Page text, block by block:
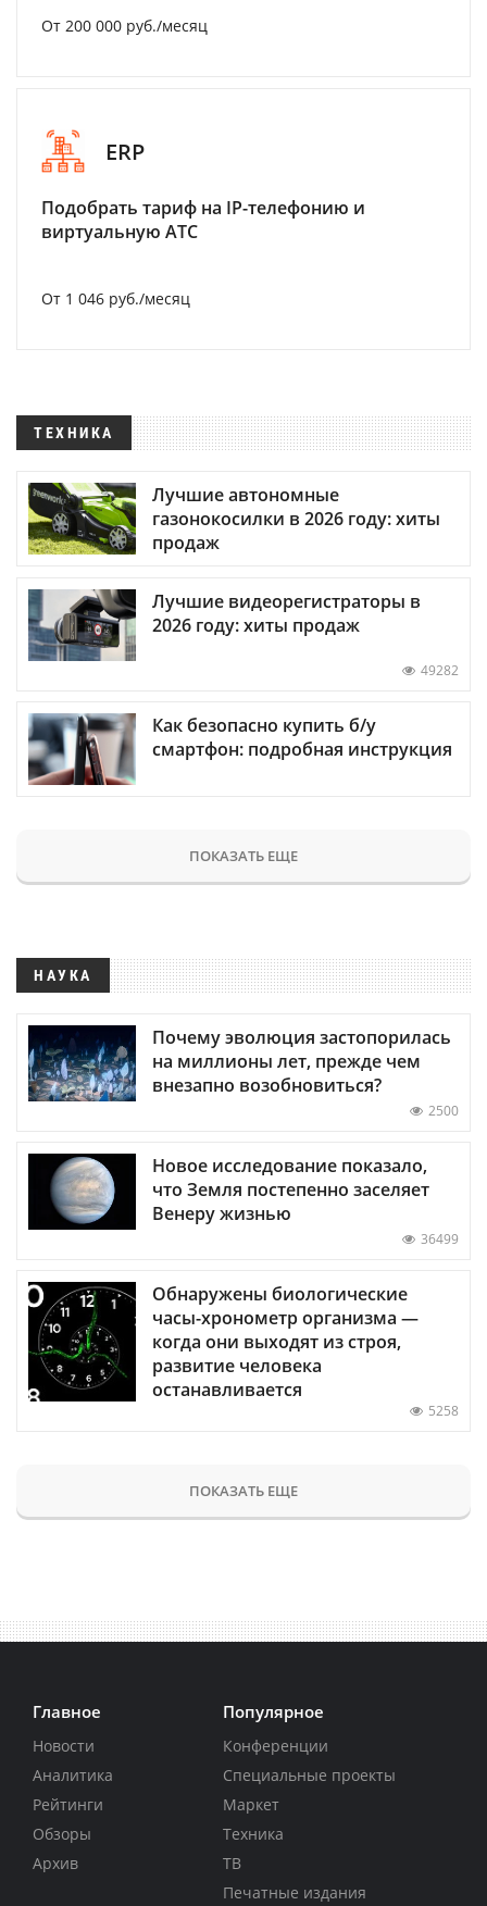
От 200 000 руб./месяц
ERP
Подобрать тариф на IP-телефонию и
виртуальную АТС
От 1 046 руб./месяц
ТЕХНИКА
Лучшие автономные
газонокосилки в 2026 году: хиты
продаж
Лучшие видеорегистраторы в
2026 году: хиты продаж
49282
Как безопасно купить б/у
смартфон: подробная инструкция
ПОКАЗАТЬ ЕЩЕ
НАУКА
Почему эволюция застопорилась
на миллионы лет, прежде чем
внезапно возобновиться?
2500
Новое исследование показало,
что Земля постепенно заселяет
Венеру жизнью
36499
Обнаружены биологические
часы-хронометр организма —
когда они выходят из строя,
развитие человека
останавливается
5258
ПОКАЗАТЬ ЕЩЕ
Главное
Новости
Аналитика
Рейтинги
Обзоры
Архив
Популярное
Конференции
Специальные проекты
Маркет
Техника
ТВ
Печатные издания